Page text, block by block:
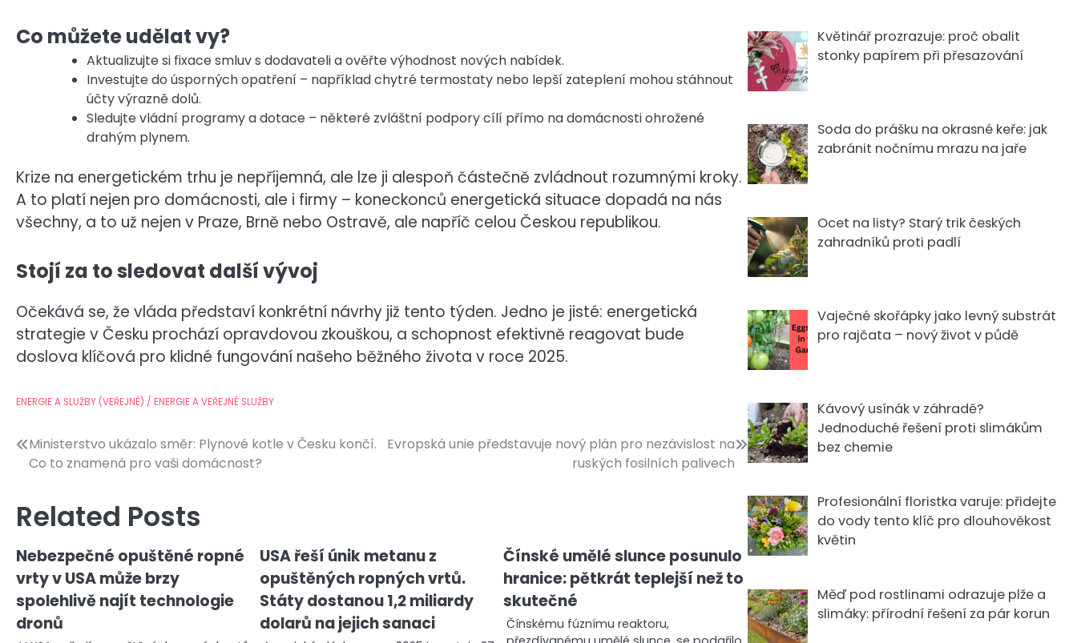
Co můžete udělat vy?
Aktualizujte si fixace smluv s dodavateli a ověřte výhodnost nových nabídek.
Investujte do úsporných opatření – například chytré termostaty nebo lepší zateplení mohou stáhnout
účty výrazně dolů.
Sledujte vládní programy a dotace – některé zvláštní podpory cílí přímo na domácnosti ohrožené
drahým plynem.
Krize na energetickém trhu je nepříjemná, ale lze ji alespoň částečně zvládnout rozumnými kroky.
A to platí nejen pro domácnosti, ale i firmy – koneckonců energetická situace dopadá na nás
všechny, a to už nejen v Praze, Brně nebo Ostravě, ale napříč celou Českou republikou.
Stojí za to sledovat další vývoj
Očekává se, že vláda představí konkrétní návrhy již tento týden. Jedno je jisté: energetická
strategie v Česku prochází opravdovou zkouškou, a schopnost efektivně reagovat bude
doslova klíčová pro klidné fungování našeho běžného života v roce 2025.
ENERGIE A SLUŽBY (VEŘEJNÉ) / ENERGIE A VEŘEJNÉ SLUŽBY
Navigace
pro
příspěvek
Ministerstvo ukázalo směr: Plynové kotle v Česku končí.
Co to znamená pro vaši domácnost?
Evropská unie představuje nový plán pro nezávislost na
ruských fosilních palivech
Related Posts
Nebezpečné opuštěné ropné
vrty v USA může brzy
spolehlivě najít technologie
dronů
USA řeší únik metanu z
opuštěných ropných vrtů.
Státy dostanou 1,2 miliardy
dolarů na jejich sanaci
Čínské umělé slunce posunulo
hranice: pětkrát teplejší než to
skutečné
Čínskému fúznímu reaktoru,
Květinář prozrazuje: proč obalit
stonky papírem při přesazování
Soda do prášku na okrasné keře: jak
zabránit nočnímu mrazu na jaře
Ocet na listy? Starý trik českých
zahradníků proti padlí
Vaječné skořápky jako levný substrát
pro rajčata – nový život v půdě
Kávový usínák v záhradě?
Jednoduché řešení proti slimákům
bez chemie
Profesionální floristka varuje: přidejte
do vody tento klíč pro dlouhověkost
květin
Měď pod rostlinami odrazuje plže a
slimáky: přírodní řešení za pár korun